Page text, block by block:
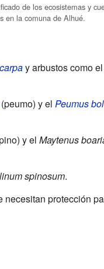
de los ecosistemas y
en la comuna de Alhué.
y arbustos como el
y el Peumus
y el Maytenus
spinosum.
necesitan protección